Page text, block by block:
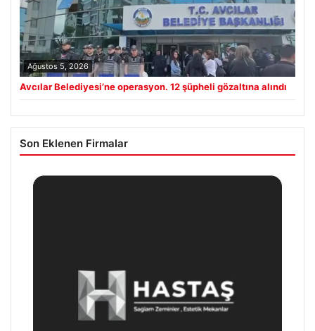
Ağustos 5, 2026
Avcılar Belediyesi’ne operasyon. 12 şüpheli gözaltına alındı
Son Eklenen Firmalar